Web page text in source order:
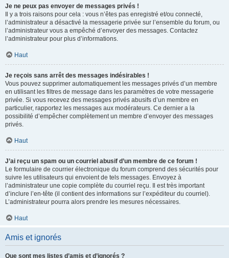
Je ne peux pas envoyer de messages privés !
Il y a trois raisons pour cela : vous n’êtes pas enregistré et/ou connecté,
l’administrateur a désactivé la messagerie privée sur l’ensemble du forum, ou
l’administrateur vous a empêché d’envoyer des messages. Contactez
l’administrateur pour plus d’informations.
Haut
Je reçois sans arrêt des messages indésirables !
Vous pouvez supprimer automatiquement les messages privés d’un membre
en utilisant les filtres de message dans les paramètres de votre messagerie
privée. Si vous recevez des messages privés abusifs d’un membre en
particulier, rapportez les messages aux modérateurs. Ce dernier a la
possibilité d’empêcher complètement un membre d’envoyer des messages
privés.
Haut
J’ai reçu un spam ou un courriel abusif d’un membre de ce forum !
Le formulaire de courrier électronique du forum comprend des sécurités pour
suivre les utilisateurs qui envoient de tels messages. Envoyez à
l’administrateur une copie complète du courriel reçu. Il est très important
d’inclure l’en-tête (il contient des informations sur l’expéditeur du courriel).
L’administrateur pourra alors prendre les mesures nécessaires.
Haut
Amis et ignorés
Que sont mes listes d’amis et d’ignorés ?